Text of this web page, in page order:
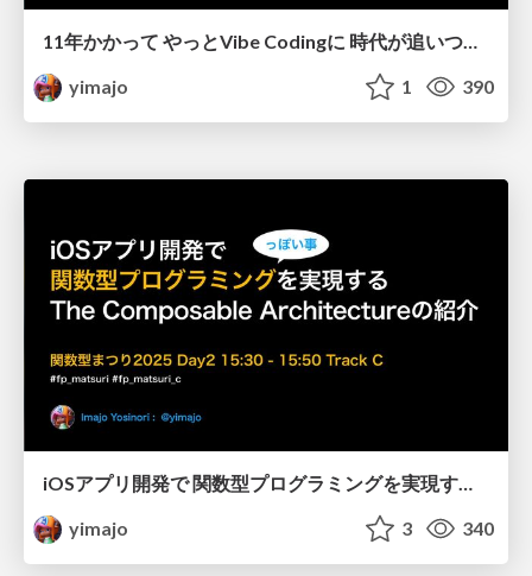
11年かかって やっとVibe Codingに 時代が追いつきましたね
yimajo
1 390
iOSアプリ開発で 関数型プログラミングを実現する The Composable Architectureの紹介
yimajo
3 340